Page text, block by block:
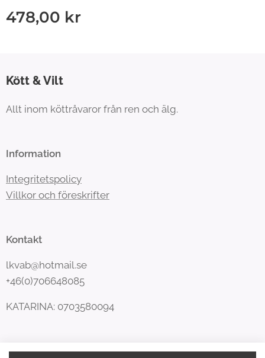
478,00 kr
Kött & Vilt
Allt inom köttråvaror från ren och älg.
Information
Integritetspolicy
Villkor och föreskrifter
Kontakt
lkvab@hotmail.se
+46(0)706648085
KATARINA: 0703580094